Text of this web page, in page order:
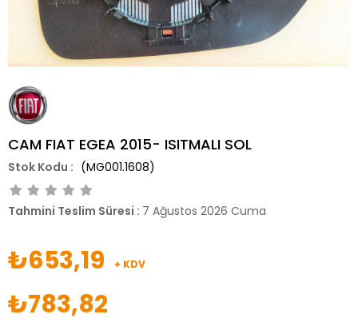
CAM FIAT EGEA 2015- ISITMALI SOL
(MG001.1608)
Tahmini Teslim Süresi : 7 Ağustos 2026 Cuma
₺653,19 + KDV
₺783,82